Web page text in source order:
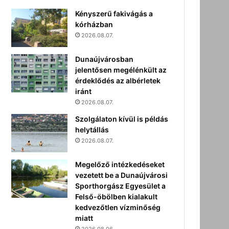
Kényszerű fakivágás a
kórházban
2026.08.07.
Dunaújvárosban
jelentősen megélénkült az
érdeklődés az albérletek
iránt
2026.08.07.
Szolgálaton kívül is példás
helytállás
2026.08.07.
Megelőző intézkedéseket
vezetett be a Dunaújvárosi
Sporthorgász Egyesület a
Felső-öbölben kialakult
kedvezőtlen vízminőség
miatt